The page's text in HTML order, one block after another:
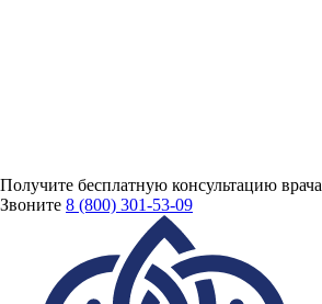
Получите бесплатную консультацию врача
Звоните 8 (800) 301-53-09